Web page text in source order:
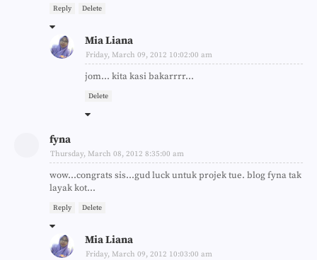
Reply Delete
Mia Liana
Friday, March 09, 2012 10:02:00 am
jom... kita kasi bakarrrr...
Delete
fyna
Thursday, March 08, 2012 8:35:00 am
wow...congrats sis...gud luck untuk projek tue. blog fyna tak
layak kot...
Reply Delete
Mia Liana
Friday, March 09, 2012 10:03:00 am